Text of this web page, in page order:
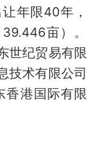
年限40年，
亩）。
世纪贸易有限
技术有限公司
香港国际有限